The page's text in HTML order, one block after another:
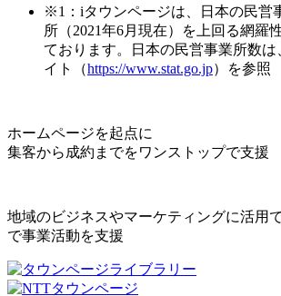
※1：iタウンページは、日本の民営
所（2021年6月現在）を上回る網羅
ております。日本の民営事業所数は
イト（https://www.stat.go.jp）を参照
ホームページを起点に
集客から成約までをワンストップで支援
地域のビジネスやマーケティングに活用
で事業活動を支援